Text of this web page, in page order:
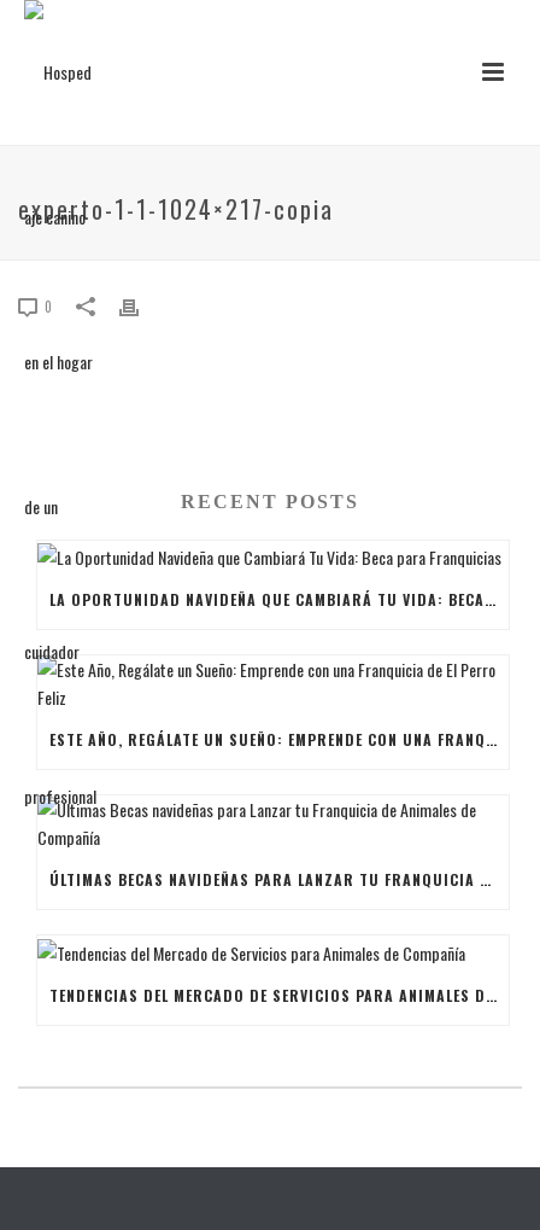
experto-1-1-1024×217-copia
0
RECENT POSTS
LA OPORTUNIDAD NAVIDEÑA QUE CAMBIARÁ TU VIDA: BECA PARA FRANQUICIAS
ESTE AÑO, REGÁLATE UN SUEÑO: EMPRENDE CON UNA FRANQUICIA DE EL PERRO FELIZ
ÚLTIMAS BECAS NAVIDEÑAS PARA LANZAR TU FRANQUICIA DE ANIMALES DE COMPAÑÍA
TENDENCIAS DEL MERCADO DE SERVICIOS PARA ANIMALES DE COMPAÑÍA